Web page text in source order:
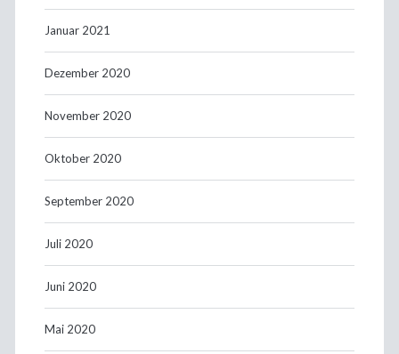
Januar 2021
Dezember 2020
November 2020
Oktober 2020
September 2020
Juli 2020
Juni 2020
Mai 2020